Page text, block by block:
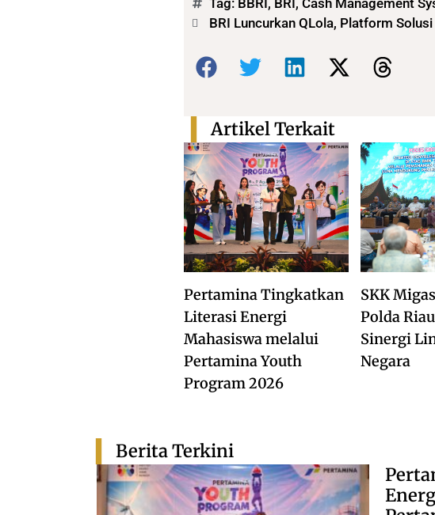
BRI Luncurkan QLola, Platform
Bagikan:
Pertamina Tingkatkan
Literasi Energi
Mahasiswa melalui
Pertamina Youth
Program 2026
SKK
Polda
Sinergi
Negara
Artikel Terkait
Berita Terkini